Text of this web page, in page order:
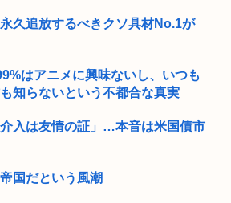
久追放するべきクソ具材No.1が
はアニメに興味ないし、いつも
知らないという不都合な真実
介入は友情の証」…本音は米国債市
国だという風潮